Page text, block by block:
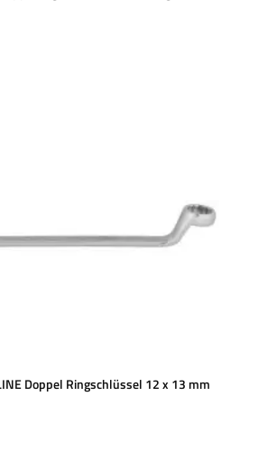
Doppel Ringschlüssel 12 x 13 mm